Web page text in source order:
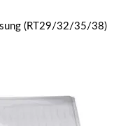
(RT29/32/35/38)